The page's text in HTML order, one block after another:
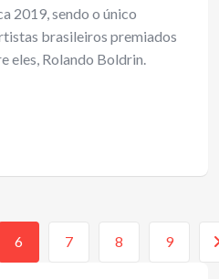
2019, sendo o único
brasileiros premiados
eles, Rolando Boldrin.
6 7 8 9